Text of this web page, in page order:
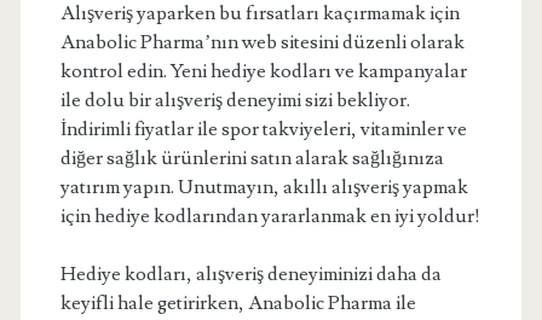
Alışveriş yaparken bu fırsatları kaçırmamak için
Anabolic Pharma’nın web sitesini düzenli olarak
kontrol edin. Yeni hediye kodları ve kampanyalar
ile dolu bir alışveriş deneyimi sizi bekliyor.
İndirimli fiyatlar ile spor takviyeleri, vitaminler ve
diğer sağlık ürünlerini satın alarak sağlığınıza
yatırım yapın. Unutmayın, akıllı alışveriş yapmak
için hediye kodlarından yararlanmak en iyi yoldur!
Hediye kodları, alışveriş deneyiminizi daha da
keyifli hale getirirken, Anabolic Pharma ile